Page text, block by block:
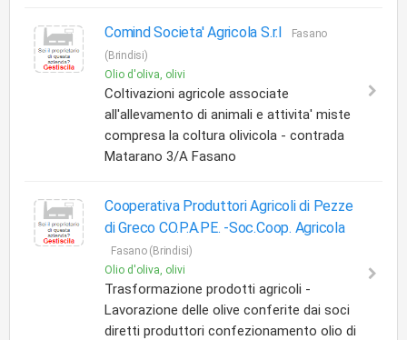
Comind Societa' Agricola S.r.l
Fasano
(Brindisi)
Olio d'oliva, olivi
Coltivazioni agricole associate
all'allevamento di animali e attivita' miste
compresa la coltura olivicola - contrada
Matarano 3/A Fasano
Cooperativa Produttori Agricoli di Pezze
di Greco CO.P.A.PE. -Soc.Coop. Agricola
Fasano (Brindisi)
Olio d'oliva, olivi
Trasformazione prodotti agricoli -
Lavorazione delle olive conferite dai soci
diretti produttori confezionamento olio di